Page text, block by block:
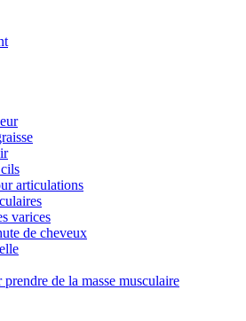
articulations
varices
de cheveux
de la masse musculaire